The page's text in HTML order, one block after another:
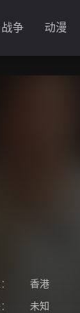
战争 动漫
香港
未知